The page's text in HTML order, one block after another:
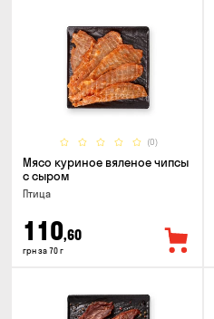
(0)
Мясо куриное вяленое чипсы
с сыром
Птица
110,60
грн за 70 г